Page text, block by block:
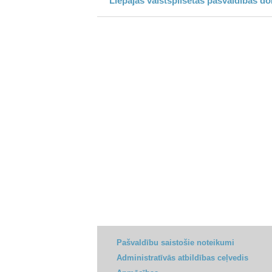
Pašvaldību saistošie noteikumi
Administratīvās atbildības ceļvedis